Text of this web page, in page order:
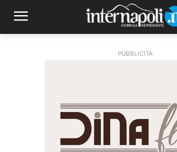
PUBBLICITÀ